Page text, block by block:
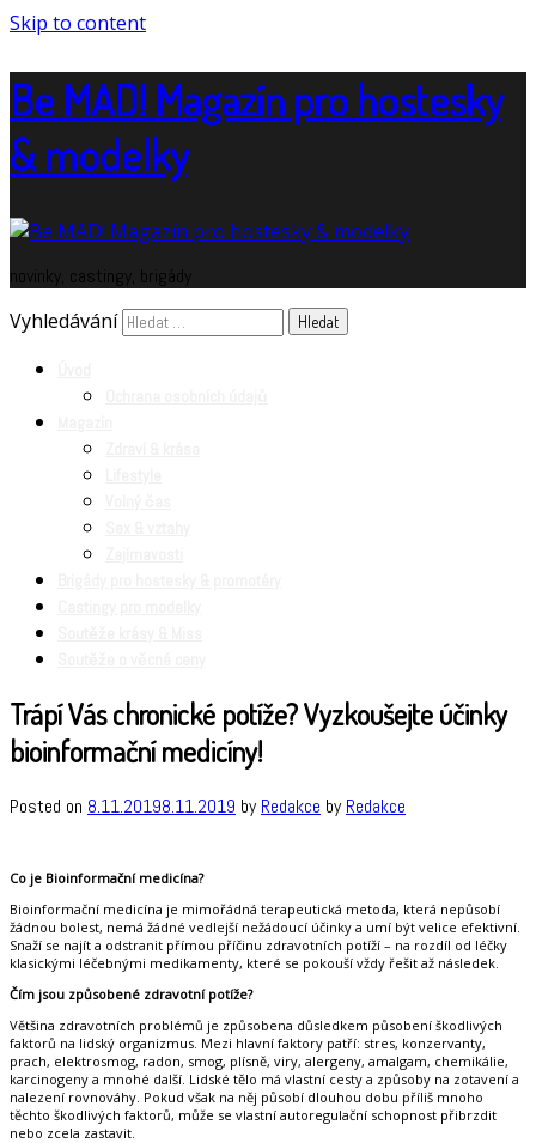
Skip to content
Be MAD! Magazín pro hostesky
& modelky
novinky, castingy, brigády
Vyhledávání
Trápí Vás chronické potíže? Vyzkoušejte účinky
bioinformační medicíny!
Posted on 8.11.20198.11.2019 byRedakce byRedakce
Co je Bioinformační medicína?
Bioinformační medicína je mimořádná terapeutická metoda, která nepůsobí
žádnou bolest, nemá žádné vedlejší nežádoucí účinky a umí být velice efektivní.
Snaží se najít a odstranit přímou příčinu zdravotních potíží – na rozdíl od léčky
klasickými léčebnými medikamenty, které se pokouší vždy řešit až následek.
Čím jsou způsobené zdravotní potíže?
Většina zdravotních problémů je způsobena důsledkem působení škodlivých
faktorů na lidský organizmus. Mezi hlavní faktory patří: stres, konzervanty,
prach, elektrosmog, radon, smog, plísně, viry, alergeny, amalgam, chemikálie,
karcinogeny a mnohé další. Lidské tělo má vlastní cesty a způsoby na zotavení a
nalezení rovnováhy. Pokud však na něj působí dlouhou dobu příliš mnoho
těchto škodlivých faktorů, může se vlastní autoregulační schopnost přibrzdit
nebo zcela zastavit.